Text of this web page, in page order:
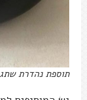
תוספת נהדרת